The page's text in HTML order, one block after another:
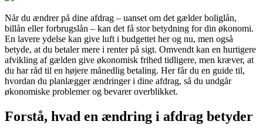
Når du ændrer på dine afdrag – uanset om det gælder boliglån,
billån eller forbrugslån – kan det få stor betydning for din økonomi.
En lavere ydelse kan give luft i budgettet her og nu, men også
betyde, at du betaler mere i renter på sigt. Omvendt kan en hurtigere
afvikling af gælden give økonomisk frihed tidligere, men kræver, at
du har råd til en højere månedlig betaling. Her får du en guide til,
hvordan du planlægger ændringer i dine afdrag, så du undgår
økonomiske problemer og bevarer overblikket.
Forstå, hvad en ændring i afdrag betyder